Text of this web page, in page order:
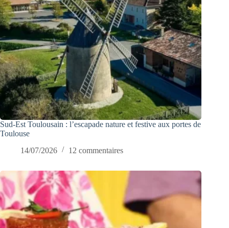
Sud-Est Toulousain : l’escapade nature et festive aux portes de
Toulouse
14/07/2026
12 commentaires